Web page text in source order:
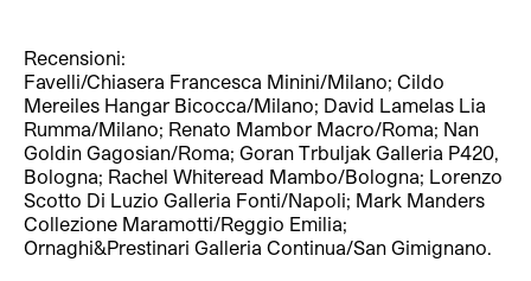
Recensioni:
Favelli/Chiasera Francesca Minini/Milano; Cildo
Mereiles Hangar Bicocca/Milano; David Lamelas Lia
Rumma/Milano; Renato Mambor Macro/Roma; Nan
Goldin Gagosian/Roma; Goran Trbuljak Galleria P420,
Bologna; Rachel Whiteread Mambo/Bologna; Lorenzo
Scotto Di Luzio Galleria Fonti/Napoli; Mark Manders
Collezione Maramotti/Reggio Emilia;
Ornaghi&Prestinari Galleria Continua/San Gimignano.